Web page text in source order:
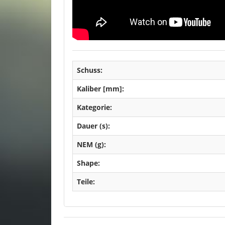
Schuss:
Kaliber [mm]:
Kategorie:
Dauer (s):
NEM (g):
Shape:
Teile: